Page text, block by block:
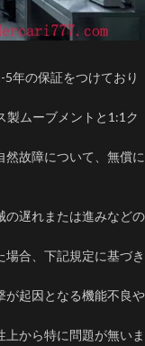
年の保証をつけており
製ムーブメントと1:1ク
然故障について、無償に
の遅れまたは進みなどの
合、下記規定に基づき
が起因となる機能不良や
から特に問題が無いま